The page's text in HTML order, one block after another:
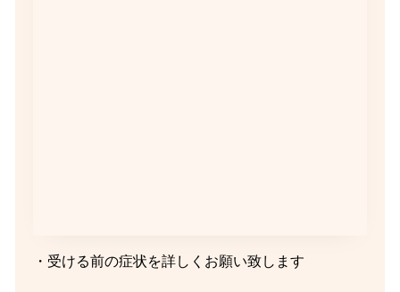
・受ける前の症状を詳しくお願い致します